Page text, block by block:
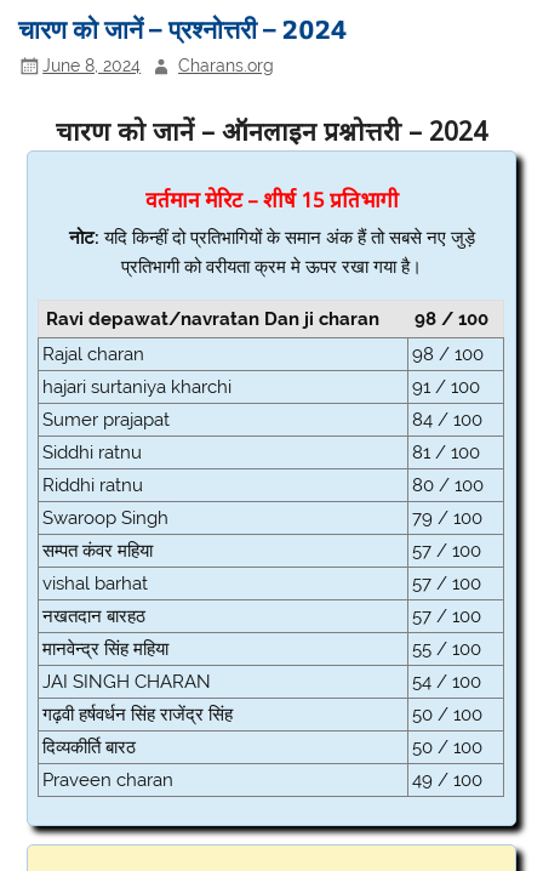
चारण को जानें – प्रश्नोत्तरी – 2024
June 8, 2024 Charans.org
चारण को जानें – ऑनलाइनप्रश्नोत्तरी – 2024
वर्तमान मेरिट – शीर्ष 15 प्रतिभागी
नोट: यदि किन्हीं दो प्रतिभागियों के समान अंक हैं तो सबसे नए जुड़े
प्रतिभागी को वरीयता क्रम मे ऊपर रखा गया है।
Ravi depawat/navratan Dan ji charan
98 / 100
Rajal charan
98 / 100
hajari surtaniya kharchi
91 / 100
Sumer prajapat
84 / 100
Siddhi ratnu
81 / 100
Riddhi ratnu
80 / 100
Swaroop Singh
79 / 100
सम्पत कंवर महिया
57 / 100
vishal barhat
57 / 100
नखतदान बारहठ
57 / 100
मानवेन्द्र सिंह महिया
55 / 100
JAI SINGH CHARAN
54 / 100
गढ़वी हर्षवर्धन सिंह राजेंद्र सिंह
50 / 100
दिव्यकीर्ति बारठ
50 / 100
Praveen charan
49 / 100